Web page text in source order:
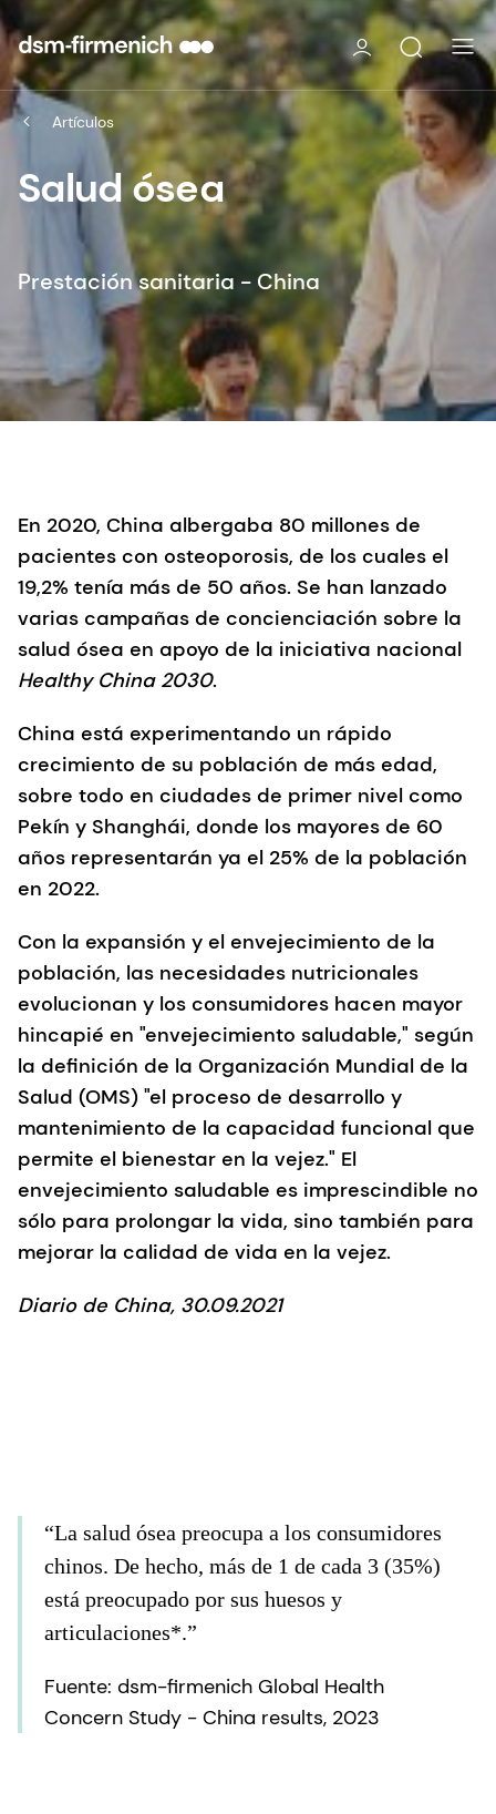
Artículos
Salud ósea
Prestación sanitaria - China
En 2020, China albergaba 80 millones de
pacientes con osteoporosis, de los cuales el
19,2% tenía más de 50 años. Se han lanzado
varias campañas de concienciación sobre la
salud ósea en apoyo de la iniciativa nacional
Healthy China 2030.
China está experimentando un rápido
crecimiento de su población de más edad,
sobre todo en ciudades de primer nivel como
Pekín y Shanghái, donde los mayores de 60
años representarán ya el 25% de la población
en 2022.
Con la expansión y el envejecimiento de la
población, las necesidades nutricionales
evolucionan y los consumidores hacen mayor
hincapié en "envejecimiento saludable," según
la definición de la Organización Mundial de la
Salud (OMS) "el proceso de desarrollo y
mantenimiento de la capacidad funcional que
permite el bienestar en la vejez." El
envejecimiento saludable es imprescindible no
sólo para prolongar la vida, sino también para
mejorar la calidad de vida en la vejez.
Diario de China, 30.09.2021
“La salud ósea preocupa a los consumidores
chinos. De hecho, más de 1 de cada 3 (35%)
está preocupado por sus huesos y
articulaciones*.”
Fuente: dsm-firmenich Global Health
Concern Study - China results, 2023